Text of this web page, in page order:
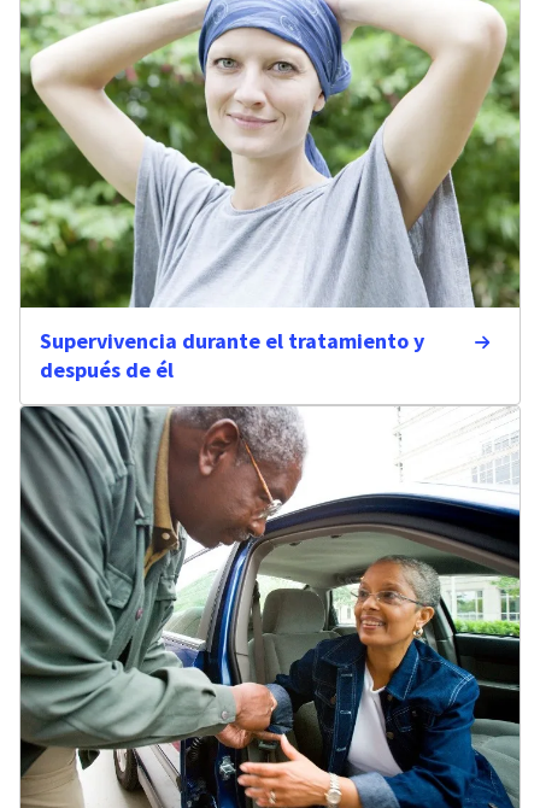
Supervivencia durante el tratamiento y
después de él